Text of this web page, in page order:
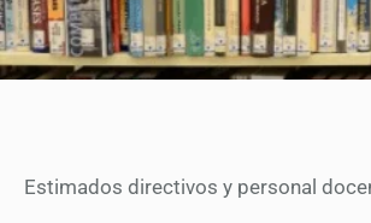
Estimados directivos y personal